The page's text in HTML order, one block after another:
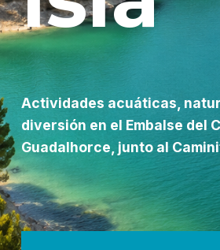
Actividades acuáticas,
diversión en el Embalse del
Guadalhorce, junto al